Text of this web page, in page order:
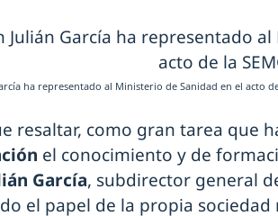
ha representado al Ministerio de Sanidad en el acto
resaltar, como gran tarea que
el conocimiento y de
García, subdirector general
el papel de la propia sociedad